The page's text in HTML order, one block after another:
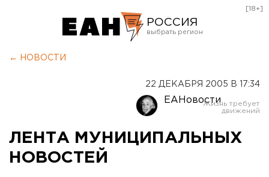
РОССИЯ
Оренбург
[18+]
← НОВОСТИ
22 ДЕКАБРЯ 2005 В 17:34
ЕАНовости
ЛЕНТА МУНИЦИПАЛЬНЫХ
НОВОСТЕЙ